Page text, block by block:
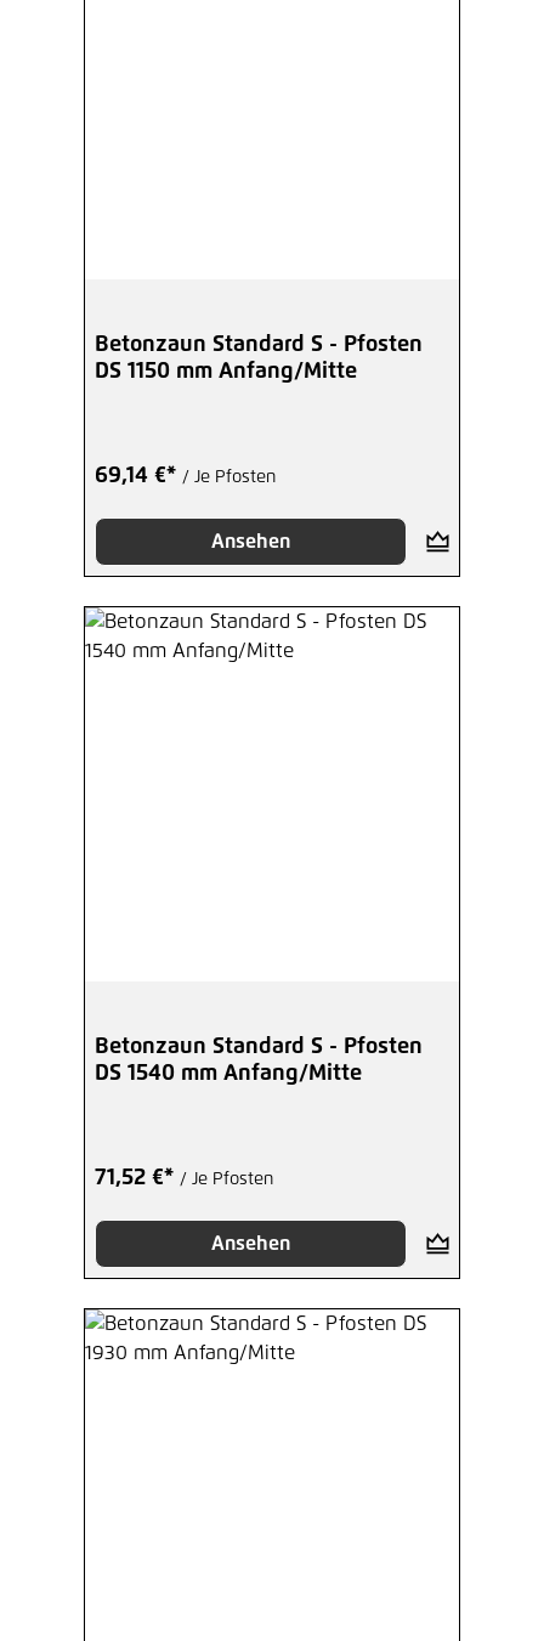
Betonzaun Standard S - Pfosten
DS 1150 mm Anfang/Mitte
69,14 €* / Je Pfosten
Ansehen
Betonzaun Standard S - Pfosten
DS 1540 mm Anfang/Mitte
71,52 €* / Je Pfosten
Ansehen